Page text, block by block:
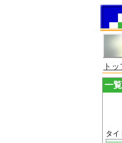
ト
一覧
タイ